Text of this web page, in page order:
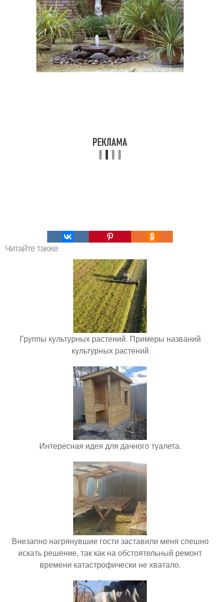
Читайте также
Группы культурных растений. Примеры названий
культурных растений
Интересная идея для дачного туалета.
Внезапно нагрянувшие гости заставили меня спешно
искать решение, так как на обстоятельный ремонт
времени катастрофически не хватало.